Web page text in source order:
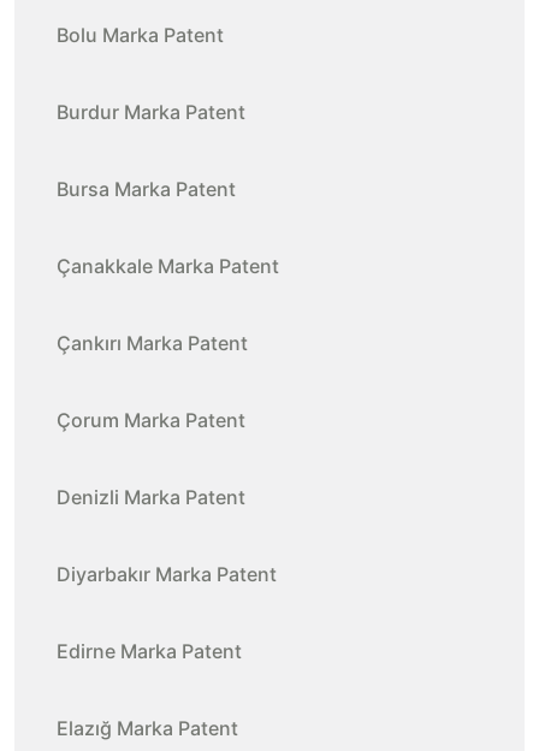
Bolu Marka Patent
Burdur Marka Patent
Bursa Marka Patent
Çanakkale Marka Patent
Çankırı Marka Patent
Çorum Marka Patent
Denizli Marka Patent
Diyarbakır Marka Patent
Edirne Marka Patent
Elazığ Marka Patent